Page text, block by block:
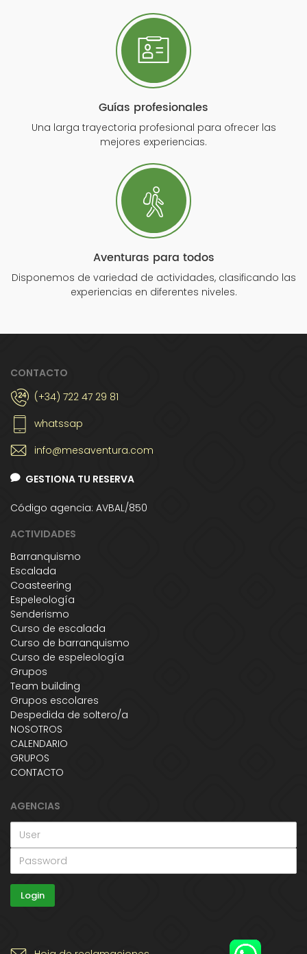
Guías profesionales
Una larga trayectoria profesional para ofrecer las
mejores experiencias.
Aventuras para todos
Disponemos de variedad de actividades, clasificando las
experiencias en diferentes niveles.
CONTACTO
(+34) 722 47 29 81
whatssap
info@mesaventura.com
GESTIONA TU RESERVA
Código agencia: AVBAL/850
ACTIVIDADES
Barranquismo
Escalada
Coasteering
Espeleología
Senderismo
Curso de escalada
Curso de barranquismo
Curso de espeleología
Grupos
Team building
Grupos escolares
Despedida de soltero/a
NOSOTROS
CALENDARIO
GRUPOS
CONTACTO
AGENCIAS